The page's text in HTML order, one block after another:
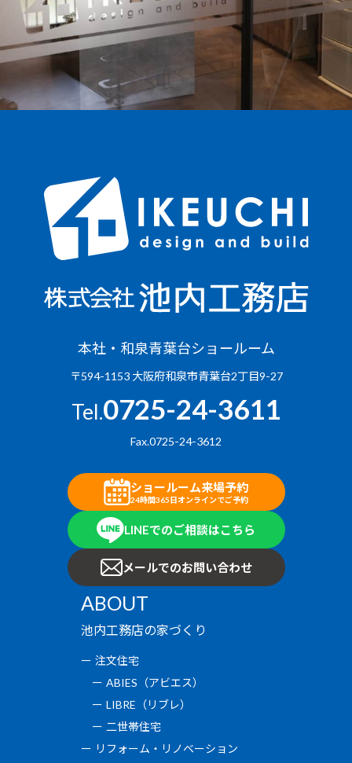
本社・和泉青葉台ショールーム
〒594-1153 大阪府和泉市青葉台2丁目9-27
Tel.0725-24-3611
Fax.0725-24-3612
ショールーム来場予約
24時間365日オンラインでご予約
LINEでのご相談はこちら
メールでのお問い合わせ
ABOUT
池内工務店の家づくり
注文住宅
ABIES（アビエス）
LIBRE（リブレ）
二世帯住宅
リフォーム・リノベーション